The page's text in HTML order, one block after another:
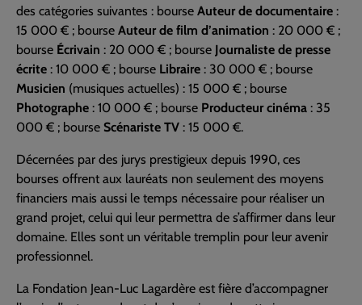
des catégories suivantes : bourse Auteur de documentaire :
15 000 € ; bourse Auteur de film d’animation : 20 000 € ;
bourse Écrivain : 20 000 € ; bourse Journaliste de presse
écrite : 10 000 € ; bourse Libraire : 30 000 € ; bourse
Musicien (musiques actuelles) : 15 000 € ; bourse
Photographe : 10 000 € ; bourse Producteur cinéma : 35
000 € ; bourse Scénariste TV : 15 000 €.
Décernées par des jurys prestigieux depuis 1990, ces
bourses offrent aux lauréats non seulement des moyens
financiers mais aussi le temps nécessaire pour réaliser un
grand projet, celui qui leur permettra de s’affirmer dans leur
domaine. Elles sont un véritable tremplin pour leur avenir
professionnel.
La Fondation Jean-Luc Lagardère est fière d’accompagner